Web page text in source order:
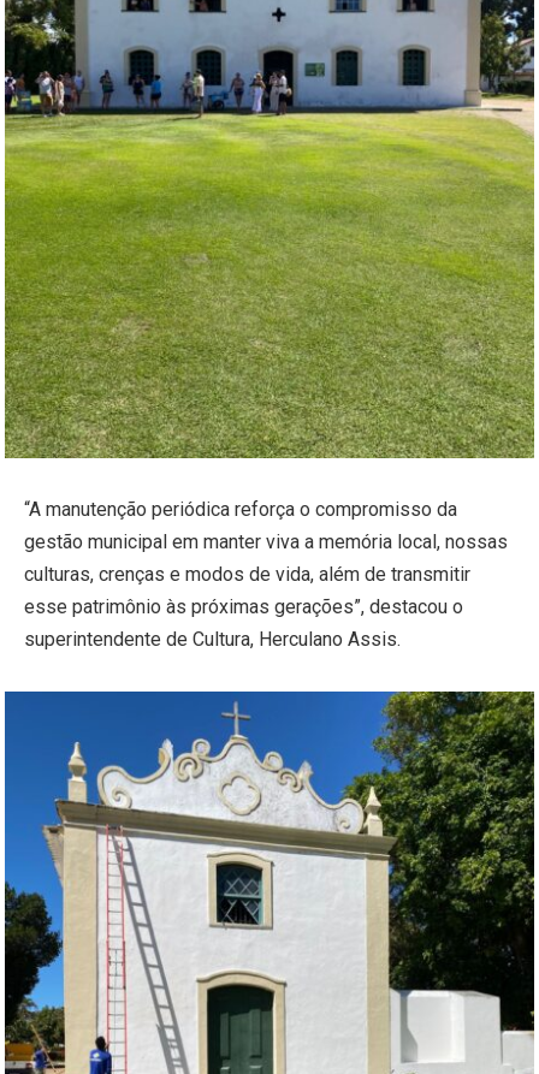
“A manutenção periódica reforça o compromisso da
gestão municipal em manter viva a memória local, nossas
culturas, crenças e modos de vida, além de transmitir
esse patrimônio às próximas gerações”, destacou o
superintendente de Cultura, Herculano Assis.